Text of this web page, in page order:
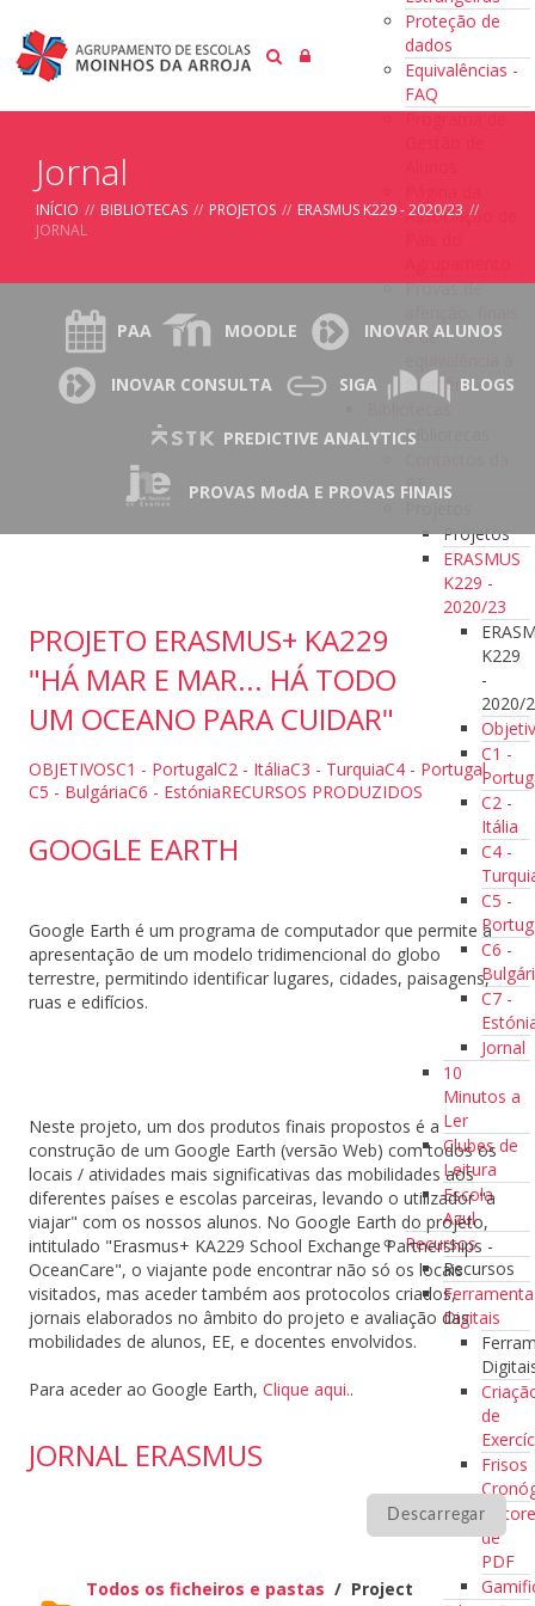
Proteção de
dados
Equivalências -
FAQ
Programa de
Associação de
Provas de
e de
frequência
Bibliotecas
Bibliotecas
BE
Projetos
ERASMUS
K229 -
2020/23
K229
-
2020/
C1 -
C2 -
Itália
C4 -
C5 -
C6 -
C7 -
Jornal
10
Minutos a
Ler
Clubes de
Leitura
Escola
Azul
Recursos
Recursos
Digitais
de
Frisos
de
PDF
Jornal
INÍCIO // BIBLIOTECAS // PROJETOS // ERASMUS K229 - 2020/23 //
JORNAL
PAA MOODLE INOVAR ALUNOS
INOVAR CONSULTA SIGA BLOGS
PREDICTIVE ANALYTICS
PROVAS ModA E PROVAS FINAIS
PROJETO ERASMUS+ KA229
"HÁ MAR E MAR... HÁ TODO
UM OCEANO PARA CUIDAR"
OBJETIVOSC1 - PortugalC2 - ItáliaC3 - TurquiaC4 - Portugal
C5 - BulgáriaC6 - EstóniaRECURSOS PRODUZIDOS
GOOGLE EARTH
Google Earth é um programa de computador que permite a
apresentação de um modelo tridimencional do globo
terrestre, permitindo identificar lugares, cidades, paisagens,
ruas e edifícios.
Neste projeto, um dos produtos finais propostos é a
construção de um Google Earth (versão Web) com todos os
locais / atividades mais significativas das mobilidades aos
diferentes países e escolas parceiras, levando o utilizador "a
viajar" com os nossos alunos. No Google Earth do projeto,
intitulado "Erasmus+ KA229 School Exchange Partnerships -
OceanCare", o viajante pode encontrar não só os locais
visitados, mas aceder também aos protocolos criados,
jornais elaborados no âmbito do projeto e avaliação das
mobilidades de alunos, EE, e docentes envolvidos.
Para aceder ao Google Earth, Clique aqui..
JORNAL ERASMUS
Descarregar
Todos os ficheiros e pastas / Project